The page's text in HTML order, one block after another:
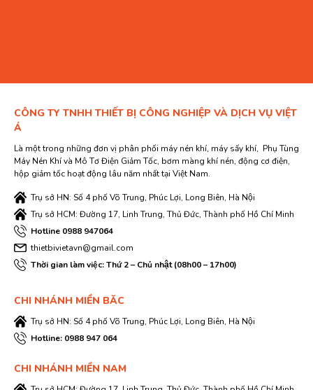
CÔNG TY TNHH THIẾT BỊ CÔNG NGHIỆP VÀ DỊCH VỤ VIỆT
Á
Là một trong những đơn vị phân phối máy nén khí, máy sấy khí, Phụ Tùng
Máy Nén Khí và Mô Tơ Điện Giảm Tốc, bơm màng khí nén, động cơ điện,
hộp giảm tốc hoạt động lâu năm nhất tại Việt Nam.
Trụ sở HN: Số 4 phố Võ Trung, Phúc Lợi, Long Biên, Hà Nội
Trụ sở HCM: Đường 17, Linh Trung, Thủ Đức, Thành phố Hồ Chí Minh
Hotline 0988 947064
thietbivietavn@gmail.com
Thời gian làm việc: Thứ 2 – Chủ nhật (08h00 – 17h00)
CHI NHÁNH MIỀN BĂC
Trụ sở HN: Số 4 phố Võ Trung, Phúc Lợi, Long Biên, Hà Nội
Hotline: 0988 947 064
CHI NHÁNH MIỀN NAM